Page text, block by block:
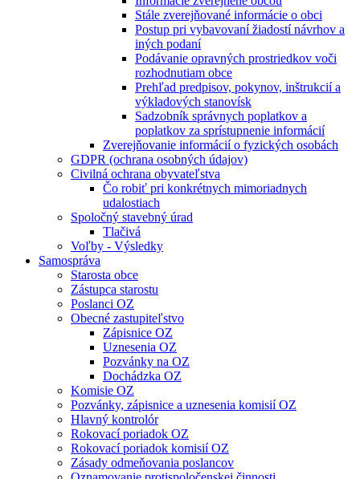
Stále zverejňované informácie o obci
Postup pri vybavovaní žiadostí návrhov a
iných podaní
Podávanie opravných prostriedkov voči
rozhodnutiam obce
Prehľad predpisov, pokynov, inštrukcií a
výkladových stanovísk
Sadzobník správnych poplatkov a
poplatkov za sprístupnenie informácií
Zverejňovanie informácií o fyzických osobách
GDPR (ochrana osobných údajov)
Civilná ochrana obyvateľstva
Čo robiť pri konkrétnych mimoriadnych
udalostiach
Spoločný stavebný úrad
Tlačivá
Voľby - Výsledky
Samospráva
Starosta obce
Zástupca starostu
Poslanci OZ
Obecné zastupiteľstvo
Zápisnice OZ
Uznesenia OZ
Pozvánky na OZ
Dochádzka OZ
Komisie OZ
Pozvánky, zápisnice a uznesenia komisií OZ
Hlavný kontrolór
Rokovací poriadok OZ
Rokovací poriadok komisií OZ
Zásady odmeňovania poslancov